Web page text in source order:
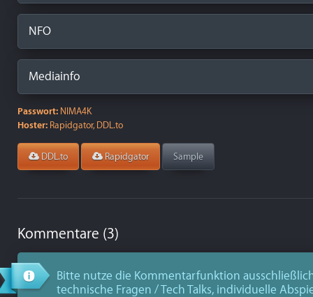
NFO
Mediainfo
Passwort: NIMA4K
Hoster: Rapidgator, DDL.to
DDL.to Rapidgator Sample
Kommentare (3)
Bitte nutze die Kommentarfunktion
technische Fragen / Tech Talks, individuelle